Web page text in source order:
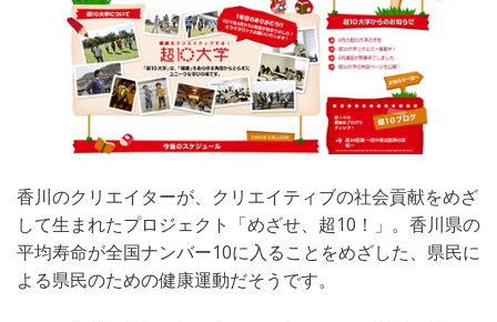
香川のクリエイターが、クリエイティブの社会貢献をめざ
して生まれたプロジェクト「めざせ、超10！」。香川県の
平均寿命が全国ナンバー10に入ることをめざした、県民に
よる県民のための健康運動だそうです。